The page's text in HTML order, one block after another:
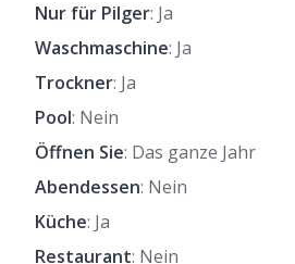
Nur für Pilger: Ja
Waschmaschine: Ja
Trockner: Ja
Pool: Nein
Öffnen Sie: Das ganze Jahr
Abendessen: Nein
Küche: Ja
Restaurant: Nein